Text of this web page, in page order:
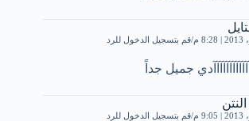
قم بتسجيل الدخول للرد
جميل جداً
قم بتسجيل الدخول للرد